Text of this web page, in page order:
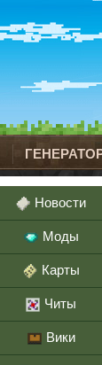
Новости
Моды
Карты
Читы
Вики